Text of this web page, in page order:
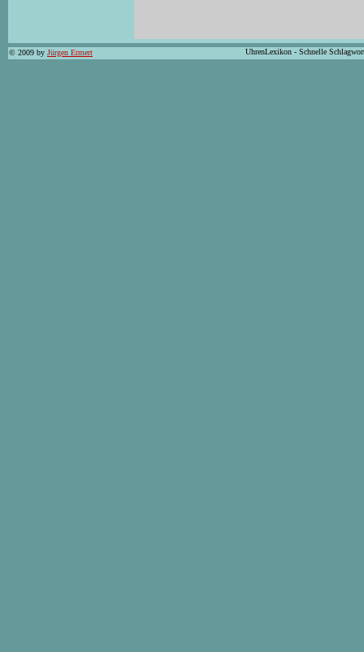
© 2009 by Jürgen Ermert UhrenLexikon - Schnelle